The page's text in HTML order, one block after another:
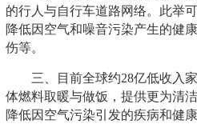
的行人与自行车道路网络。此举
降低因空气和噪音污染产生的健
伤等。
三、目前全球约28亿低收入家
体燃料取暖与做饭，提供更为清
降低因空气污染引发的疾病和健康